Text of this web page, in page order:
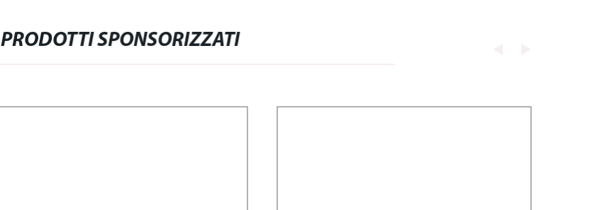
PRODOTTI SPONSORIZZATI